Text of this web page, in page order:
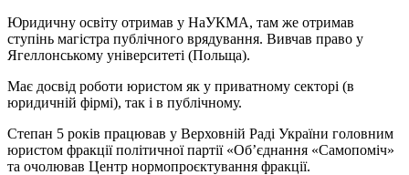
Юридичну освіту отримав у НаУКМА, там же отримав
ступінь магістра публічного врядування. Вивчав право у
Ягеллонському університеті (Польща).
Має досвід роботи юристом як у приватному секторі (в
юридичній фірмі), так і в публічному.
Степан 5 років працював у Верховній Раді України головним
юристом фракції політичної партії «Об’єднання «Самопоміч»
та очолював Центр нормопроєктування фракції.